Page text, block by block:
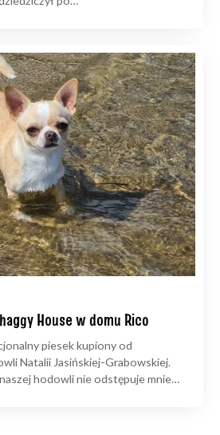
House w domu Rico
piesek kupiony od
Natalii Jasińskiej-Grabowskiej.
hodowli nie odstępuje mnie…